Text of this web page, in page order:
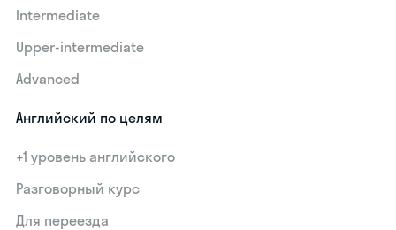
Intermediate
Upper-intermediate
Advanced
Английский по целям
+1 уровень английского
Разговорный курс
Для переезда